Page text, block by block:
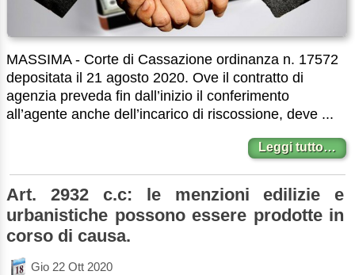
MASSIMA - Corte di Cassazione ordinanza n. 17572
depositata il 21 agosto 2020. Ove il contratto di
agenzia preveda fin dall’inizio il conferimento
all’agente anche dell’incarico di riscossione, deve ...
Leggi tutto…
Art. 2932 c.c: le menzioni edilizie e
urbanistiche possono essere prodotte in
corso di causa.
Gio 22 Ott 2020